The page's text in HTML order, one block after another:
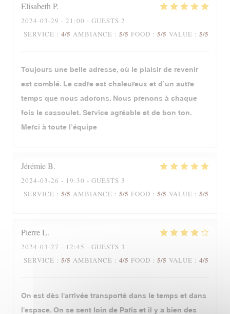
ElisabethP
2024-03-29 - 21:00 - GUESTS 2
SERVICE : 4/5 AMBIANCE : 5/5 FOOD : 5/5 VALUE : 5/5
Toujours une belle adresse, où le plaisir de revenir
est comblé. Le cadre est chaleureux et d’un autre
temps que nous adorons. Nous prenons à chaque
fois le cassoulet. Service agréable et de bon ton.
Merci à toute l’équipe
JérémieB
2024-03-26 - 19:30 - GUESTS 3
SERVICE : 5/5 AMBIANCE : 5/5 FOOD : 5/5 VALUE : 5/5
PierreL
2024-03-27 - 12:45 - GUESTS 3
SERVICE : 5/5 AMBIANCE : 4/5 FOOD : 5/5 VALUE : 4/5
On est dès l'arrivée transporté dans le temps et dans
l'espace. On se sent loin de Paris et il y a bien des